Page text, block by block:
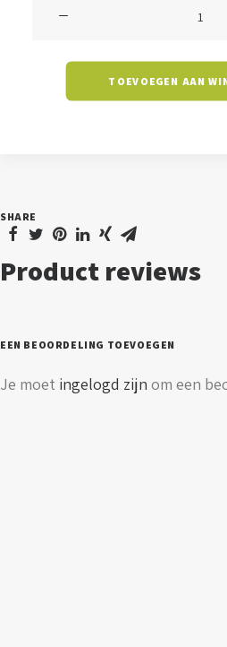
230V
TOEVOEGEN AAN
SHARE
Product reviews
EEN BEOORDELING TOEVOEGEN
Je moet ingelogd zijn om een